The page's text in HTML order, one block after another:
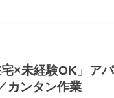
×未経験OK」ア
カンタン作業